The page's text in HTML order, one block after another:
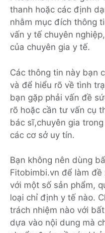
thanh hoặc các định
nhằm mục đích thông
vấn y tế chuyên
của chuyên gia y tế.
Các thông tin này bạn
và để hiểu rõ về tình
bạn gặp phải vấn đề
rõ hoặc cần tư vấn cụ
bác sĩ,chuyên gia
các cơ sở uy tín.
Bạn không nên dùng
Fitobimbi.vn để làm
với một số sản phẩm,
loại chỉ định y tế nào.
trách nhiệm nào với
dựa vào nội dung mà